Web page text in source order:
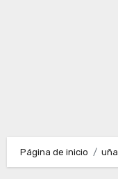
Página de inicio